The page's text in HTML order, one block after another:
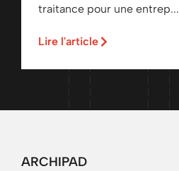
traitance pour une entrep...
Lire l'article
ARCHIPAD